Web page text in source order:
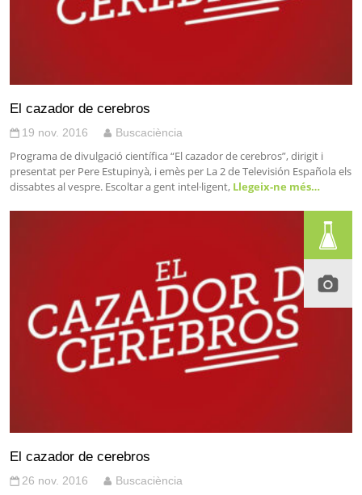
El cazador de cerebros
19 nov. 2016 Buscaciència
Programa de divulgació científica “El cazador de cerebros”, dirigit i
presentat per Pere Estupinyà, i emès per La 2 de Televisión Española els
dissabtes al vespre. Escoltar a gent intel·ligent, Llegeix-ne més…
El cazador de cerebros
26 nov. 2016 Buscaciència